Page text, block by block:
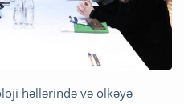
həllərində və ölkəyə